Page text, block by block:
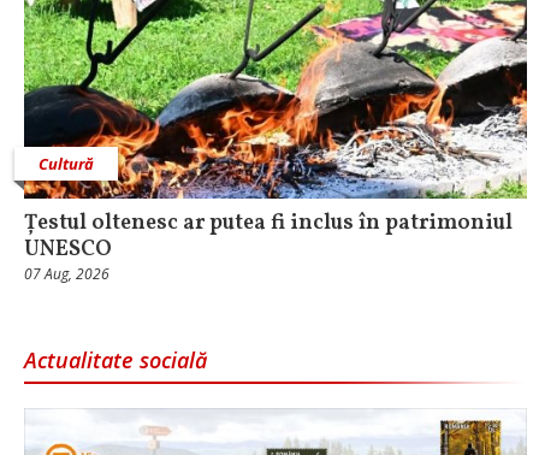
Cultură
Țestul oltenesc ar putea fi inclus în patrimoniul
UNESCO
07 Aug, 2026
Actualitate socială